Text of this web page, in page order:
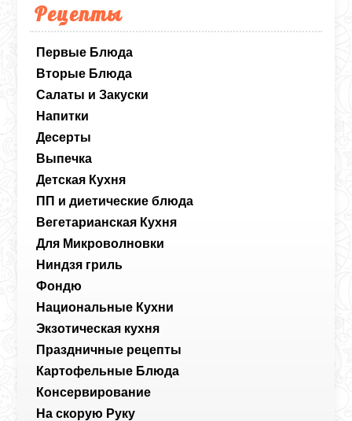
Рецепты
Первые Блюда
Вторые Блюда
Салаты и Закуски
Напитки
Десерты
Выпечка
Детская Кухня
ПП и диетические блюда
Вегетарианская Кухня
Для Микроволновки
Ниндзя гриль
Фондю
Национальные Кухни
Экзотическая кухня
Праздничные рецепты
Картофельные Блюда
Консервирование
На скорую Руку